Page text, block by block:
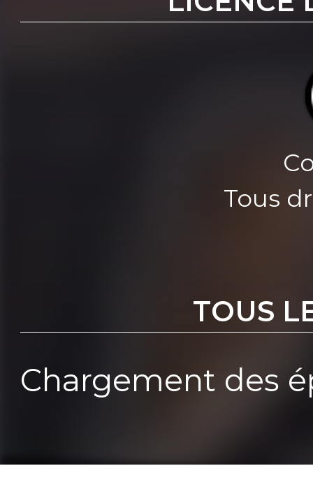
Tous
TOUS
Chargement des